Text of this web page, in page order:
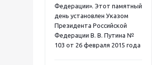
Федерации». Этот памятный
день установлен Указом
Президента Российской
Федерации В. В. Путина №
103 от 26 февраля 2015 года